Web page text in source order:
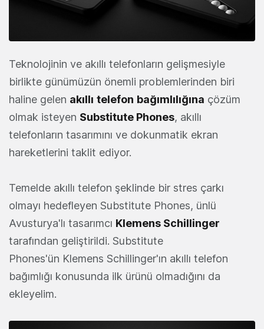
Teknolojinin ve akıllı telefonların gelişmesiyle
birlikte günümüzün önemli problemlerinden biri
haline gelen akıllı telefon bağımlılığına çözüm
olmak isteyen Substitute Phones, akıllı
telefonların tasarımını ve dokunmatik ekran
hareketlerini taklit ediyor.
Temelde akıllı telefon şeklinde bir stres çarkı
olmayı hedefleyen Substitute Phones, ünlü
Avusturya'lı tasarımcı Klemens Schillinger
tarafından geliştirildi. Substitute
Phones'ün Klemens Schillinger'ın akıllı telefon
bağımlığı konusunda ilk ürünü olmadığını da
ekleyelim.